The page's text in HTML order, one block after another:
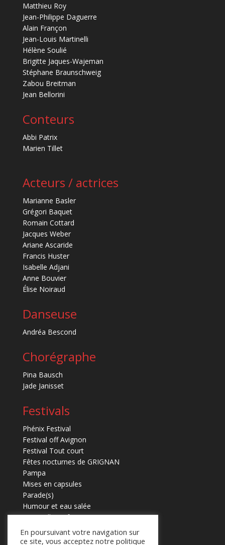
Matthieu Roy
Jean-Philippe Daguerre
Alain Françon
Jean-Louis Martinelli
Hélène Soulié
Brigitte Jaques-Wajeman
Stéphane Braunschweig
Zabou Breitman
Jean Bellorini
Conteurs
Abbi Patrix
Marien Tillet
Acteurs / actrices
Marianne Basler
Grégori Baquet
Romain Cottard
Jacques Weber
Ariane Ascaride
Francis Huster
Isabelle Adjani
Anne Bouvier
Élise Noiraud
Danseuse
Andréa Bescond
Chorégraphe
Pina Bausch
Jade Janisset
Festivals
Phénix Festival
Festival off Avignon
Festival Tout court
Fêtes nocturnes de GRIGNAN
Pampa
Mises en capsules
Parade(s)
Humour et eau salée
Marmaille en fugues
En poursuivant votre navigation sur
ce site, vous acceptez notre politique